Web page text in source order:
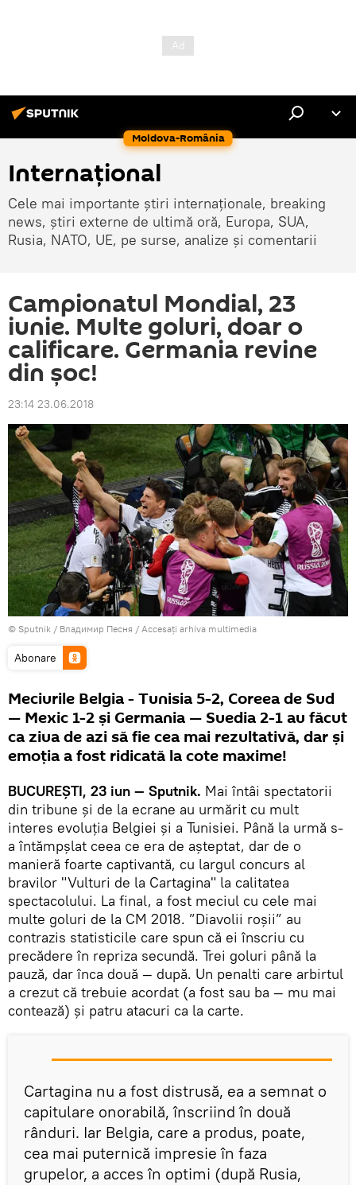
Moldova-România
Internaţional
Cele mai importante știri internaționale, breaking
news, știri externe de ultimă oră, Europa, SUA,
Rusia, NATO, UE, pe surse, analize și comentarii
Campionatul Mondial, 23
iunie. Multe goluri, doar o
calificare. Germania revine
din șoc!
23:14 23.06.2018
© Sputnik / Владимир Песня / Accesați arhiva multimedia
Abonare
Meciurile Belgia - Tunisia 5-2, Coreea de Sud
— Mexic 1-2 și Germania — Suedia 2-1 au făcut
ca ziua de azi să fie cea mai rezultativă, dar și
emoția a fost ridicată la cote maxime!
BUCUREȘTI, 23 iun — Sputnik. Mai întâi spectatorii
din tribune și de la ecrane au urmărit cu mult
interes evoluția Belgiei și a Tunisiei. Până la urmă s-
a întămpșlat ceea ce era de așteptat, dar de o
manieră foarte captivantă, cu largul concurs al
bravilor "Vulturi de la Cartagina" la calitatea
spectacolului. La final, a fost meciul cu cele mai
multe goluri de la CM 2018. ”Diavolii roșii” au
contrazis statisticile care spun că ei înscriu cu
precădere în repriza secundă. Trei goluri până la
pauză, dar înca două — după. Un penalti care arbirtul
a crezut că trebuie acordat (a fost sau ba — mu mai
contează) și patru atacuri ca la carte.
Cartagina nu a fost distrusă, ea a semnat o
capitulare onorabilă, înscriind în două
rânduri. Iar Belgia, care a produs, poate,
cea mai puternică impresie în faza
grupelor, a acces în optimi (după Rusia,